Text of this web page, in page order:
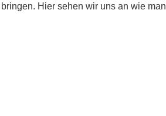
Hier sehen wir uns an wie man